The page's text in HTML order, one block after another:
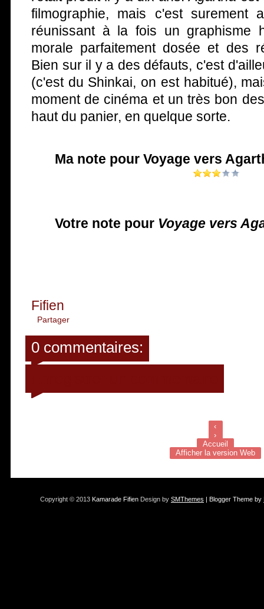
filmographie, mais c'est surement
réunissant à la fois un graphisme
morale parfaitement dosée et des
Bien sur il y a des défauts, c'est
(c'est du Shinkai, on est habitué),
moment de cinéma et un très bon
haut du panier, en quelque sorte.
Ma note pour Voyage vers
Votre note pour Voyage vers
Fifien
Partager
0 commentaires:
‹
›
Accueil
Afficher la version Web
Copyright © 2013 Kamarade Fifien Design by SMThemes | Blogger Theme by